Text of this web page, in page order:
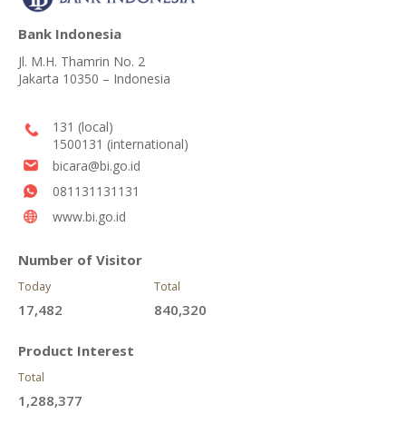
Bank Indonesia
Jl. M.H. Thamrin No. 2
Jakarta 10350 – Indonesia
131 (local)
1500131 (international)
bicara@bi.go.id
081131131131
www.bi.go.id
Number of Visitor
Today
17,482
Total
840,320
Product Interest
Total
1,288,377